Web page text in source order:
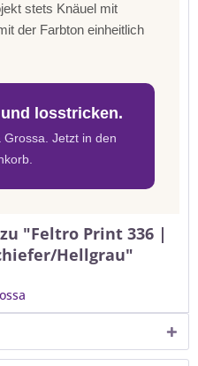
stets Knäuel mit
der Farbton einheitlich
losstricken.
Jetzt in den
"Feltro Print 336 |
Hellgrau"